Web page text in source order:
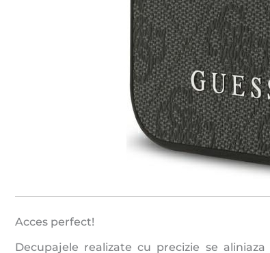
Acces perfect!
Decupajele realizate cu precizie se